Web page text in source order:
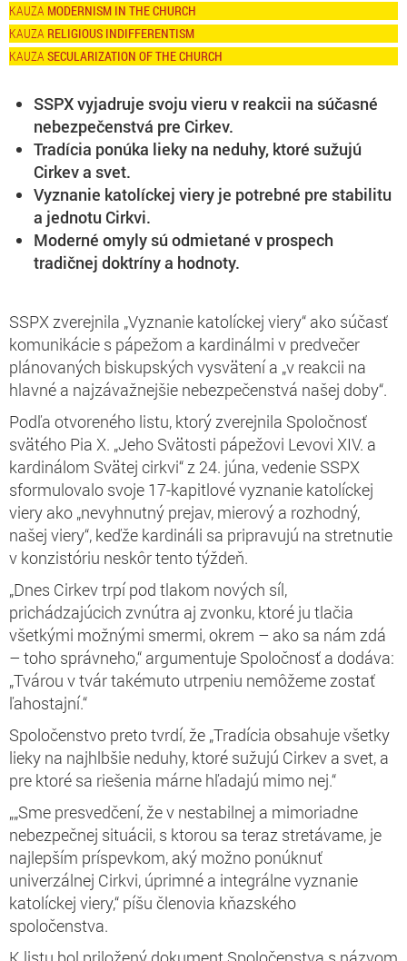
MODERNISM IN THE CHURCH
RELIGIOUS INDIFFERENTISM
SECULARIZATION OF THE CHURCH
SSPX vyjadruje svoju vieru v reakcii na súčasné
nebezpečenstvá pre Cirkev.
Tradícia ponúka lieky na neduhy, ktoré sužujú
Cirkev a svet.
Vyznanie katolíckej viery je potrebné pre stabilitu
a jednotu Cirkvi.
Moderné omyly sú odmietané v prospech
tradičnej doktríny a hodnoty.
SSPX zverejnila „Vyznanie katolíckej viery“ ako súčasť
komunikácie s pápežom a kardinálmi v predvečer
plánovaných biskupských vysvätení a „v reakcii na
hlavné a najzávažnejšie nebezpečenstvá našej doby“.
Podľa otvoreného listu, ktorý zverejnila Spoločnosť
svätého Pia X. „Jeho Svätosti pápežovi Levovi XIV. a
kardinálom Svätej cirkvi“ z 24. júna, vedenie SSPX
sformulovalo svoje 17-kapitlové vyznanie katolíckej
viery ako „nevyhnutný prejav, mierový a rozhodný,
našej viery“, keďže kardináli sa pripravujú na stretnutie
v konzistóriu neskôr tento týždeň.
„Dnes Cirkev trpí pod tlakom nových síl,
prichádzajúcich zvnútra aj zvonku, ktoré ju tlačia
všetkými možnými smermi, okrem – ako sa nám zdá
– toho správneho,“ argumentuje Spoločnosť a dodáva:
„Tvárou v tvár takémuto utrpeniu nemôžeme zostať
ľahostajní.“
Spoločenstvo preto tvrdí, že „Tradícia obsahuje všetky
lieky na najhlbšie neduhy, ktoré sužujú Cirkev a svet, a
pre ktoré sa riešenia márne hľadajú mimo nej.“
„„Sme presvedčení, že v nestabilnej a mimoriadne
nebezpečnej situácii, s ktorou sa teraz stretávame, je
najlepším príspevkom, aký možno ponúknuť
univerzálnej Cirkvi, úprimné a integrálne vyznanie
katolíckej viery,“ píšu členovia kňazského
spoločenstva.